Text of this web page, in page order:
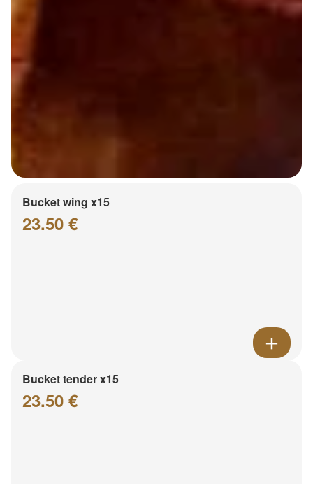
Bucket wing x15
23.50 €
Bucket tender x15
23.50 €